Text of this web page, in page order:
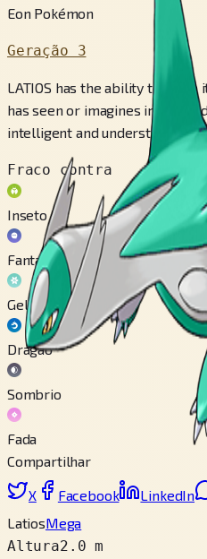
Eon Pokémon
Geração 3
LATIOS has the ability to
has seen or imagines in its
intelligent and understands
Fraco contra
Inseto
Fantasma
Gelo
Dragão
Sombrio
Fada
Compartilhar
X Facebook LinkedIn
LatiosMega
Altura2.0 m